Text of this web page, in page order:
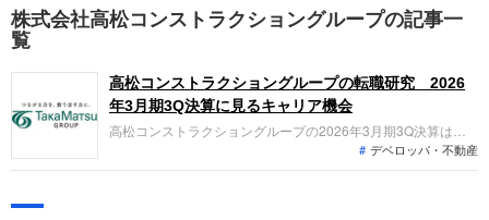
株式会社高松コンストラクショングループの記事一
覧
高松コンストラクショングループの転職研究 2026
年3月期3Q決算に見るキャリア機会
高松コンストラクショングループの2026年3月期3Q決算は、
営業利益が前年同期比75.3%増の大幅増益を達成。中核の建築
事業が選別受注で利益を牽引する中、分譲事業の新会社設立な
デベロッパ・不動産